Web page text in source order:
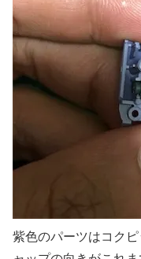
紫色のパーツはコク